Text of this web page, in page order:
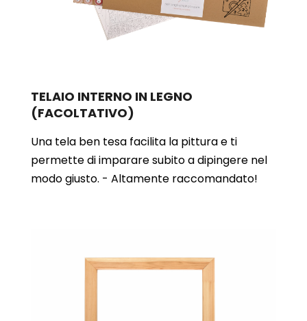
TELAIO INTERNO IN LEGNO
(FACOLTATIVO)
Una tela ben tesa facilita la pittura e ti
permette di imparare subito a dipingere nel
modo giusto. - Altamente raccomandato!